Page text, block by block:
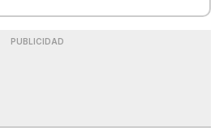
PUBLICIDAD